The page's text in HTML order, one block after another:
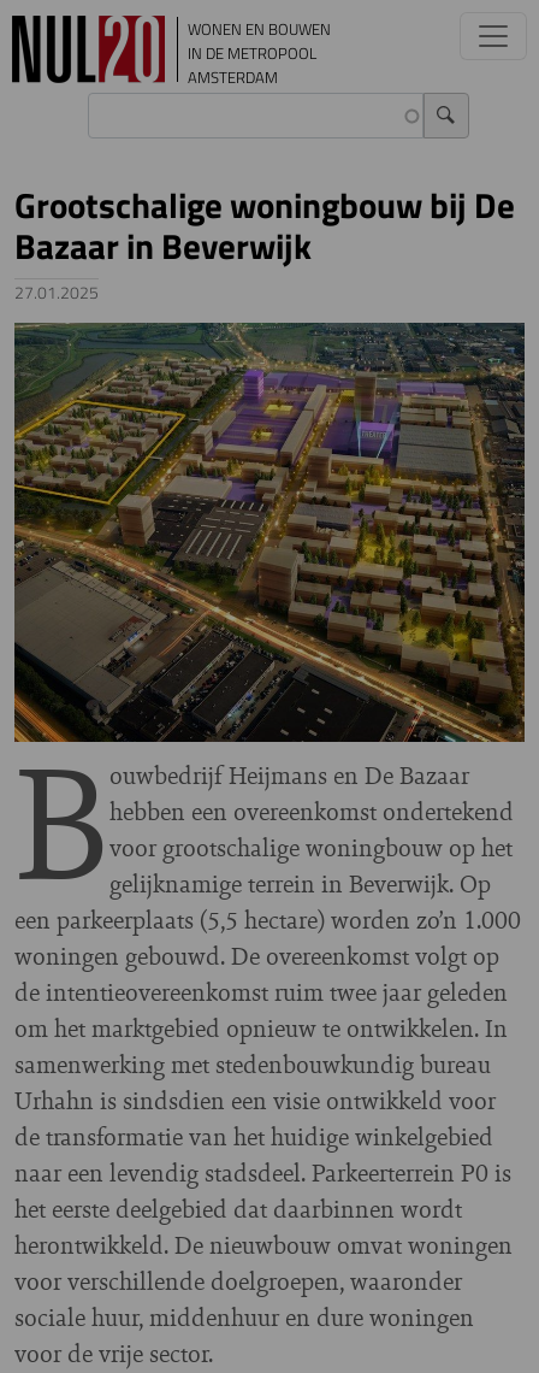
Overslaan en naar de inhoud gaan
WONEN EN BOUWEN
IN DE METROPOOL
AMSTERDAM
Grootschalige woningbouw bij De
Bazaar in Beverwijk
27.01.2025
Image
B ouwbedrijf Heijmans en De Bazaar
hebben een overeenkomst ondertekend
voor grootschalige woningbouw op het
gelijknamige terrein in Beverwijk. Op
een parkeerplaats (5,5 hectare) worden zo’n 1.000
woningen gebouwd. De overeenkomst volgt op
de intentieovereenkomst ruim twee jaar geleden
om het marktgebied opnieuw te ontwikkelen. In
samenwerking met stedenbouwkundig bureau
Urhahn is sindsdien een visie ontwikkeld voor
de transformatie van het huidige winkelgebied
naar een levendig stadsdeel. Parkeerterrein P0 is
het eerste deelgebied dat daarbinnen wordt
herontwikkeld. De nieuwbouw omvat woningen
voor verschillende doelgroepen, waaronder
sociale huur, middenhuur en dure woningen
voor de vrije sector.